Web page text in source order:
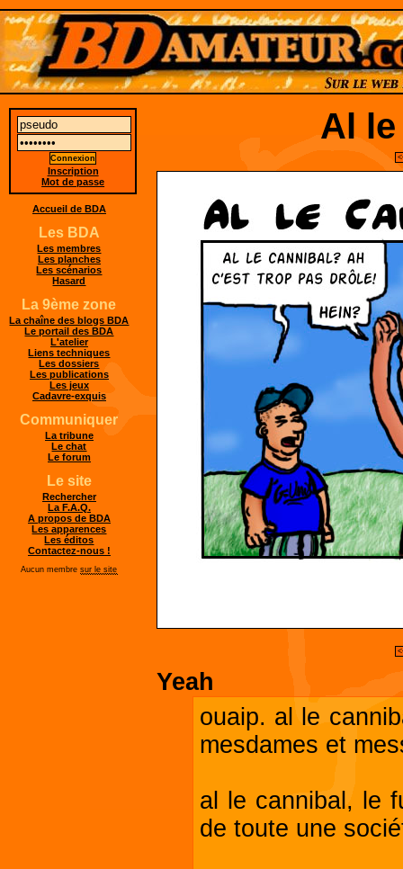
Al
Yeah
ouaip. al le
mesdames et
al le cannibal, le
de toute une
Inscription
Mot de passe
Accueil de BDA
Les BDA
Les membres
Les planches
Les scénarios
Hasard
La 9ème zone
La chaîne des blogs BDA
Le portail des BDA
L'atelier
Liens techniques
Les dossiers
Les publications
Les jeux
Cadavre-exquis
Communiquer
La tribune
Le chat
Le forum
Le site
Rechercher
La F.A.Q.
A propos de BDA
Les apparences
Les éditos
Contactez-nous !
Aucun membresur le site